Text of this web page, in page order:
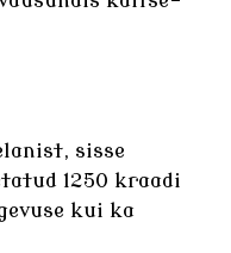
, sisse
1250 kraadi
kui ka